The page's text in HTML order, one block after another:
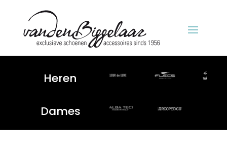
Heren
Dames